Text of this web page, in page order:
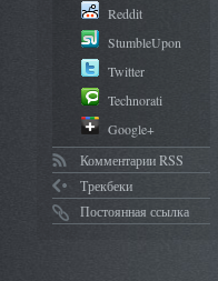
Reddit
StumbleUpon
Twitter
Technorati
Google+
Комментарии RSS
Трекбеки
Постоянная ссылка